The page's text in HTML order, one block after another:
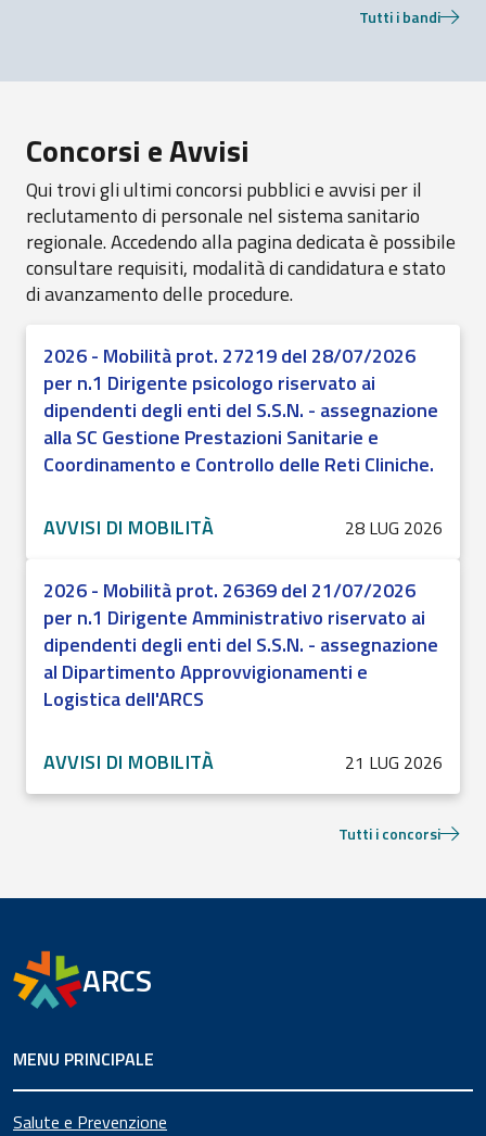
Tutti i bandi
Concorsi e Avvisi
Qui trovi gli ultimi concorsi pubblici e avvisi per il
reclutamento di personale nel sistema sanitario
regionale. Accedendo alla pagina dedicata è possibile
consultare requisiti, modalità di candidatura e stato
di avanzamento delle procedure.
2026 - Mobilità prot. 27219 del 28/07/2026
per n.1 Dirigente psicologo riservato ai
dipendenti degli enti del S.S.N. - assegnazione
alla SC Gestione Prestazioni Sanitarie e
Coordinamento e Controllo delle Reti Cliniche.
AVVISI DI MOBILITÀ 28 LUG 2026
2026 - Mobilità prot. 26369 del 21/07/2026
per n.1 Dirigente Amministrativo riservato ai
dipendenti degli enti del S.S.N. - assegnazione
al Dipartimento Approvvigionamenti e
Logistica dell'ARCS
AVVISI DI MOBILITÀ 21 LUG 2026
Tutti i concorsi
ARCS
MENU PRINCIPALE
Salute e Prevenzione